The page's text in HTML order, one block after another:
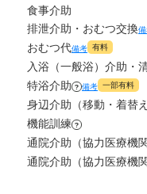
食事介助
排泄介助・おむつ交換
おむつ代備考 有料
入浴（一般浴）介助・
特浴介助 ? 備考 一部有料
身辺介助（移動・着替え
機能訓練 ?
通院介助（協力医療機関
通院介助（協力医療機関